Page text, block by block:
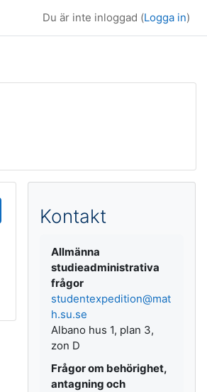
Du är inte inloggad (Logga in)
kurserKontakt
Allmänna
studieadministrativa
frågor
studentexpedition@mat
h.su.se
Albano hus 1, plan 3,
zon D
Frågor om behörighet,
antagning och